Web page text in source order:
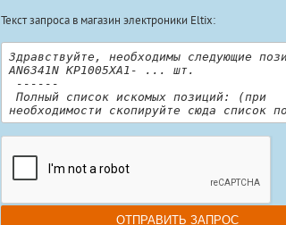
Текст запроса в магазин электроники Eltix: